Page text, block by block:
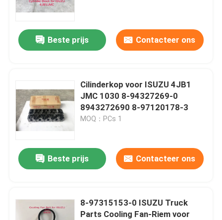
Beste prijs Contacteer ons
Cilinderkop voor ISUZU 4JB1
JMC 1030 8-94327269-0
8943272690 8-97120178-3
MOQ：PCs 1
Beste prijs Contacteer ons
8-97315153-0 ISUZU Truck
Parts Cooling Fan-Riem voor